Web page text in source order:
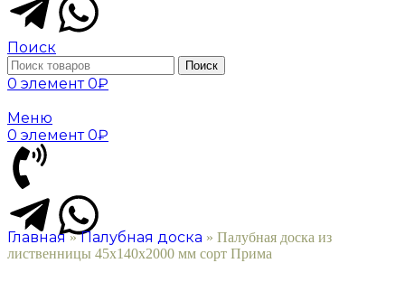
Поиск
Поиск
0 элемент 0₽
Меню
0 элемент 0₽
Главная»Палубная доска » Палубная доска из
лиственницы 45х140х2000 мм сорт Прима